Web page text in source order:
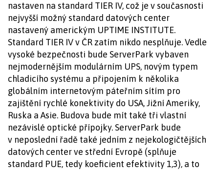
nastaven na standard TIER IV, což je v současnosti
nejvyšší možný standard datových center
nastavený americkým UPTIME INSTITUTE.
Standard TIER IV v ČR zatím nikdo nesplňuje. Vedle
vysoké bezpečnosti bude ServerPark vybaven
nejmodernějším modulárním UPS, novým typem
chladicího systému a připojením k několika
globálním internetovým páteřním sítím pro
zajištění rychlé konektivity do USA, Jižní Ameriky,
Ruska a Asie. Budova bude mít také tři vlastní
nezávislé optické přípojky. ServerPark bude
v neposlední řadě také jedním z nejekologičtějších
datových center ve střední Evropě (splňuje
standard PUE, tedy koeficient efektivity 1,3), a to